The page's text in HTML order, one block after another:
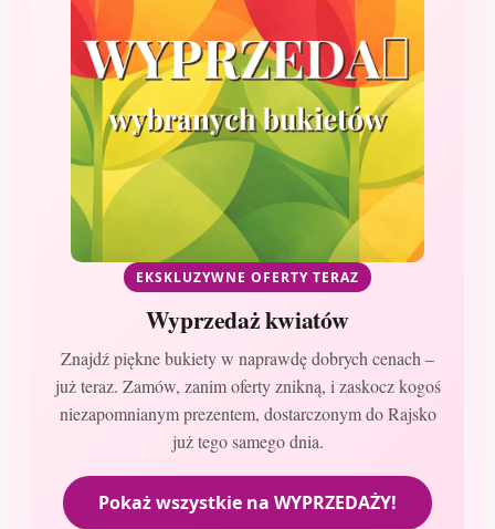
EKSKLUZYWNE OFERTY TERAZ
Wyprzedaż kwiatów
Znajdź piękne bukiety w naprawdę dobrych cenach –
już teraz. Zamów, zanim oferty znikną, i zaskocz kogoś
niezapomnianym prezentem, dostarczonym do Rajsko
już tego samego dnia.
Pokaż wszystkie na WYPRZEDAŻY!